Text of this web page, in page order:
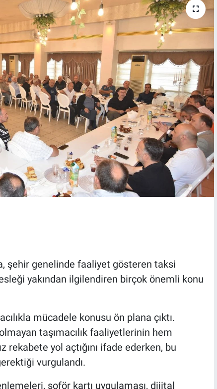
şehir genelinde faaliyet gösteren taksi
yakından ilgilendiren birçok önemli konu
mücadele konusu ön plana çıktı.
taşımacılık faaliyetlerinin hem
rekabete yol açtığını ifade ederken, bu
vurgulandı.
şoför kartı uygulaması, dijital